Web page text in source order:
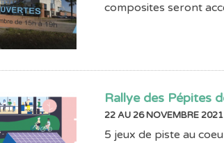
composites seront
Rallye des Pépites
22 AU 26 NOVEMBRE 2021
5 jeux de piste au